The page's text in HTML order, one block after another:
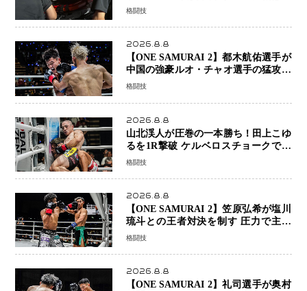
瞬で決着
格闘技
2026.8.8
【ONE SAMURAI 2】都木航佑選手が
中国の強豪ルオ・チャオ選手の猛攻を
受けながらも的確な攻撃で応戦 最後
格闘技
2026.8.8
山北渓人が圧巻の一本勝ち！田上こゆ
るを1R撃破 ケルベロスチョークで存
在感を示す
格闘技
2026.8.8
【ONE SAMURAI 2】笠原弘希が塩川
琉斗との王者対決を制す 圧力で主導
権を握り判定勝利
格闘技
2026.8.8
【ONE SAMURAI 2】礼司選手が奥村